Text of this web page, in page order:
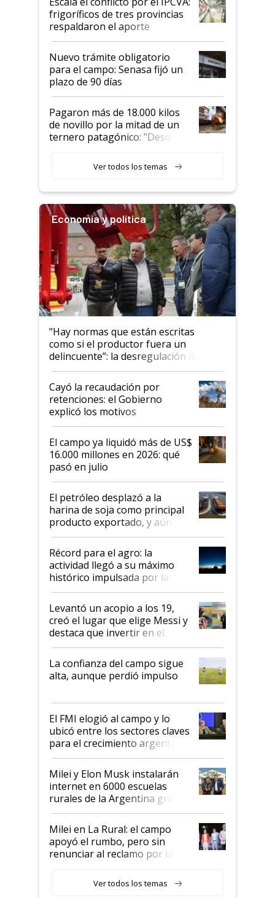
animales: "Mientras me
descalificaban, yo seguí
haciendo currículum"
frigoríficos de tres provincias
respaldaron el aporte
obligatorio
Nuevo trámite obligatorio
para el campo: Senasa fijó un
plazo de 90 días
Pagaron más de 18.000 kilos
de novillo por la mitad de un
ternero patagónico: "Desde
llamar la atención"
Ver todos los temas
Economía y política
"Hay normas que están escritas
como si el productor fuera un
delincuente”: la desregulación llegó
al Congreso Aapresid y hasta se
habló del financiamiento al IPCVA
Cayó la recaudación por
retenciones: el Gobierno
explicó los motivos
El campo ya liquidó más de US$
16.000 millones en 2026: qué
pasó en julio
El petróleo desplazó a la
harina de soja como principal
producto exportado, y aún así
el agro aportó casi seis de cada
diez dólares y sostuvo el
liderazgo en un semestre
récord
Récord para el agro: la
actividad llegó a su máximo
histórico impulsada por la
cosecha y las exportaciones
Levantó un acopio a los 19,
creó el lugar que elige Messi y
destaca que invertir en el
kirchnerismo era como "darle
plata a un hijo para droga":
Juan Félix Rossetti, el libertario
que de una dura crisis salió
de Milei
La confianza del campo sigue
alta, aunque perdió impulso
El FMI elogió al campo y lo
ubicó entre los sectores claves
para el crecimiento argentino
Milei y Elon Musk instalarán
internet en 6000 escuelas
rurales de la Argentina gracias
a un acuerdo con Starlink
Milei en La Rural: el campo
apoyó el rumbo, pero sin
renunciar al reclamo por las
Ver todos los temas